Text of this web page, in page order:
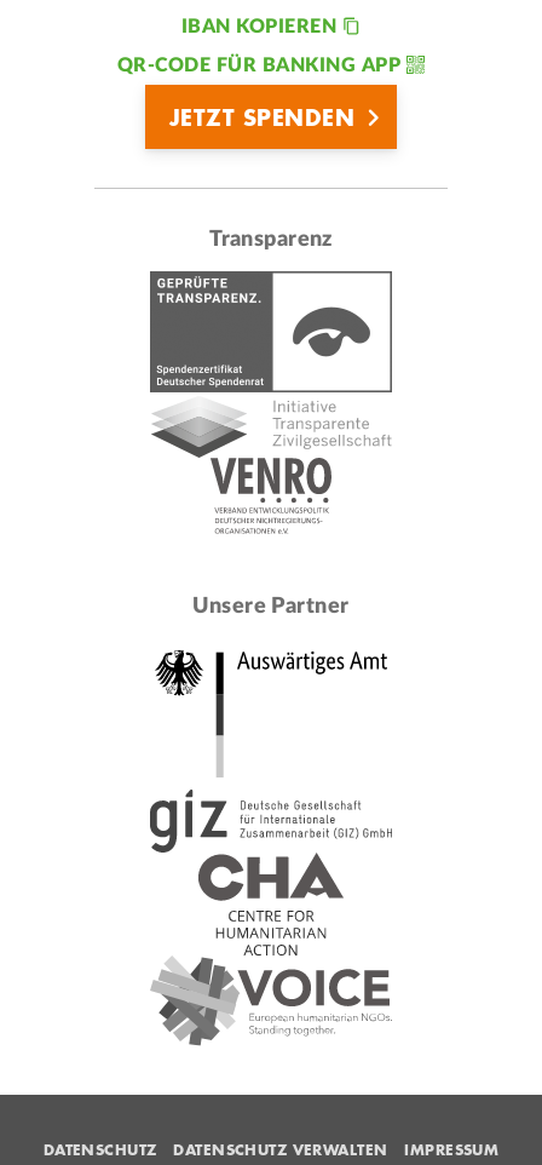
IBAN KOPIEREN
QR-CODE FÜR BANKING APP
JETZT SPENDEN
Transparenz
Unsere Partner
DATENSCHUTZ DATENSCHUTZ VERWALTEN IMPRESSUM